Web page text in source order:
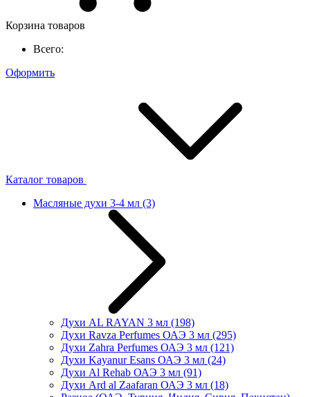
Корзина товаров
Всего:
Оформить
Каталог товаров
Масляные духи 3-4 мл (3)
Духи AL RAYAN 3 мл (198)
Духи Ravza Perfumes ОАЭ 3 мл (295)
Духи Zahra Perfumes ОАЭ 3 мл (121)
Духи Kayanur Esans ОАЭ 3 мл (24)
Духи Al Rehab ОАЭ 3 мл (91)
Духи Ard al Zaafaran ОАЭ 3 мл (18)